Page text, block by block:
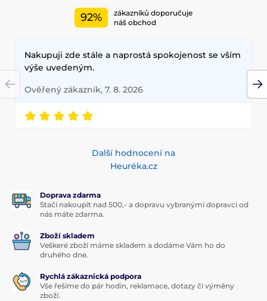
92%
zákazníků doporučuje
náš obchod
Nakupuji zde stále a naprostá spokojenost se vším
výše uvedeným.
Ověřený zákazník, 7. 8. 2026
Další hodnocení na
Heuréka.cz
Doprava zdarma
Stačí nakoupit nad 500,- a dopravu vybranými dopravci od
nás máte zdarma.
Zboží skladem
Veškeré zboží máme skladem a dodáme Vám ho do
druhého dne.
Rychlá zákaznická podpora
Vše řešíme do pár hodin, reklamace, dotazy či výměny
zboží.